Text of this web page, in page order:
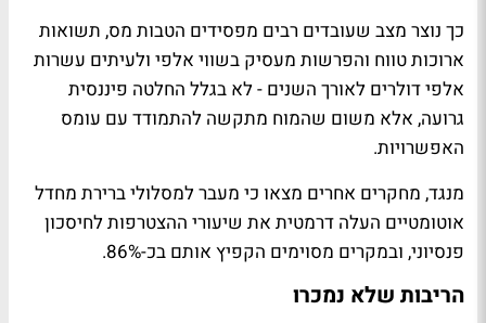
כך נוצר מצב שעובדים רבים מפסידים הטבות מס, תשואות
ארוכות טווח והפרשות מעסיק בשווי אלפי ולעיתים עשרות
אלפי דולרים לאורך השנים - לא בגלל החלטה פיננסית
גרועה, אלא משום שהמוח מתקשה להתמודד עם עומס
האפשרויות.
מנגד, מחקרים אחרים מצאו כי מעבר למסלולי ברירת מחדל
אוטומטיים העלה דרמטית את שיעורי ההצטרפות לחיסכון
פנסיוני, ובמקרים מסוימים הקפיץ אותם בכ-86%.
הריבות שלא נמכרו